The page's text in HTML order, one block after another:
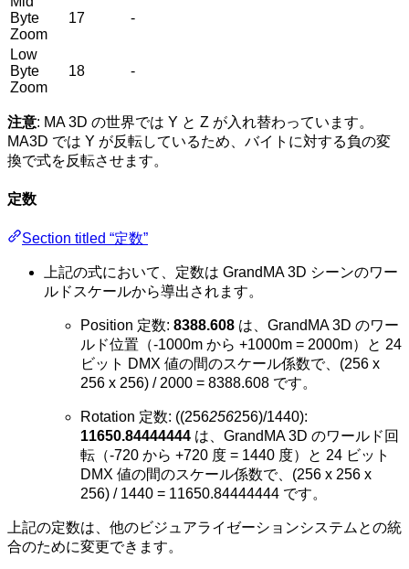
Byte
Zoom
17 -
Low
Byte
Zoom
18 -
注意: MA 3D の世界では Y と Z が入れ替わっています。
MA3D では Y が反転しているため、バイトに対する負の変
換で式を反転させます。
定数
Section titled “定数”
上記の式において、定数は GrandMA 3D シーンのワー
ルドスケールから導出されます。
Position 定数: 8388.608 は、GrandMA 3D のワー
ルド位置（-1000m から +1000m = 2000m）と 24
ビット DMX 値の間のスケール係数で、(256 x
256 x 256) / 2000 = 8388.608 です。
Rotation 定数: ((256256256)/1440):
11650.84444444 は、GrandMA 3D のワールド回
転（-720 から +720 度 = 1440 度）と 24 ビット
DMX 値の間のスケール係数で、(256 x 256 x
256) / 1440 = 11650.84444444 です。
上記の定数は、他のビジュアライゼーションシステムとの統
合のために変更できます。